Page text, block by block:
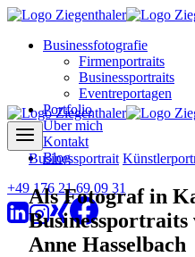
Zum
springenBusinessfotografie
Firmenportraits
Businessportraits
Eventreportagen
Portfolio
Über mich
Kontakt
Blog
+49 176 21 69 09 31
Businessportrait
Als Fotograf in
Anne Hasselbach